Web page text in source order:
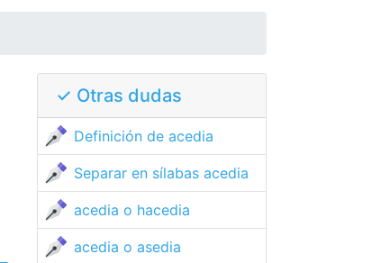
✓ Otras dudas
Definición de acedia
Separar en sílabas acedia
acedia o hacedia
acedia o asedia